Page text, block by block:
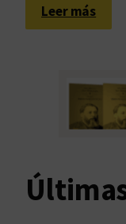
o
a
l
e
r
e
Leer más:
U
c
o
n
r